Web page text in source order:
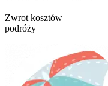
Zwrot kosztów
podróży